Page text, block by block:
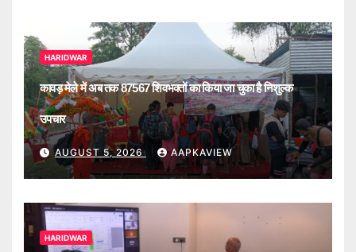
HARIDWAR
कावड़ मेले में अब तक 87567 शिवभक्तों का किया जा चुका है निशुल्क
उपचार
AUGUST 5, 2026 AAPKAVIEW
HARIDWAR